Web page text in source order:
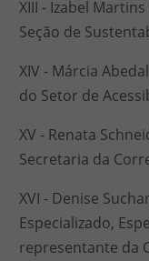
XIII - Izabel
Seção de
XIV - Márcia
do Setor de
XV - Renata
Secretaria da
XVI - Denise
Especializado,
representante da